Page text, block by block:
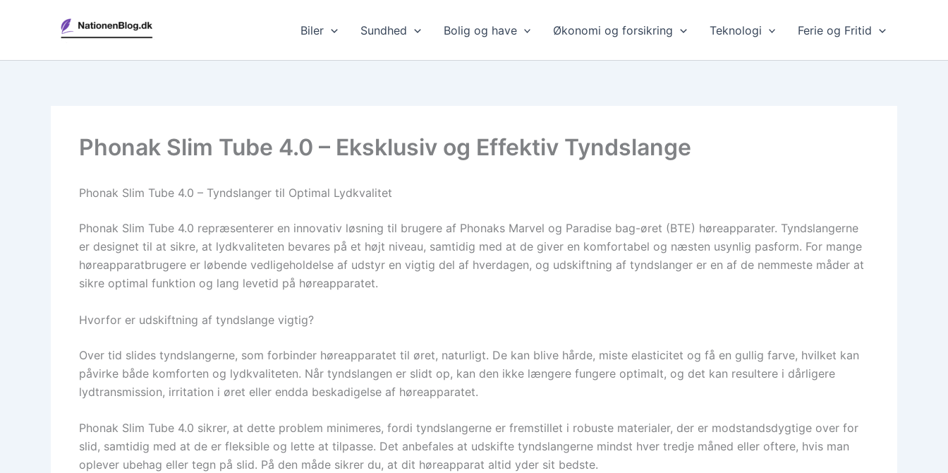
Biler Sundhed Bolig og have Økonomi og forsikring Teknologi Ferie og Fritid
Phonak Slim Tube 4.0 – Eksklusiv og Effektiv Tyndslange
Phonak Slim Tube 4.0 – Tyndslanger til Optimal Lydkvalitet
Phonak Slim Tube 4.0 repræsenterer en innovativ løsning til brugere af Phonaks Marvel og Paradise bag-øret (BTE) høreapparater. Tyndslangerne
er designet til at sikre, at lydkvaliteten bevares på et højt niveau, samtidig med at de giver en komfortabel og næsten usynlig pasform. For mange
høreapparatbrugere er løbende vedligeholdelse af udstyr en vigtig del af hverdagen, og udskiftning af tyndslanger er en af de nemmeste måder at
sikre optimal funktion og lang levetid på høreapparatet.
Hvorfor er udskiftning af tyndslange vigtig?
Over tid slides tyndslangerne, som forbinder høreapparatet til øret, naturligt. De kan blive hårde, miste elasticitet og få en gullig farve, hvilket kan
påvirke både komforten og lydkvaliteten. Når tyndslangen er slidt op, kan den ikke længere fungere optimalt, og det kan resultere i dårligere
lydtransmission, irritation i øret eller endda beskadigelse af høreapparatet.
Phonak Slim Tube 4.0 sikrer, at dette problem minimeres, fordi tyndslangerne er fremstillet i robuste materialer, der er modstandsdygtige over for
slid, samtidig med at de er fleksible og lette at tilpasse. Det anbefales at udskifte tyndslangerne mindst hver tredje måned eller oftere, hvis man
oplever ubehag eller tegn på slid. På den måde sikrer du, at dit høreapparat altid yder sit bedste.